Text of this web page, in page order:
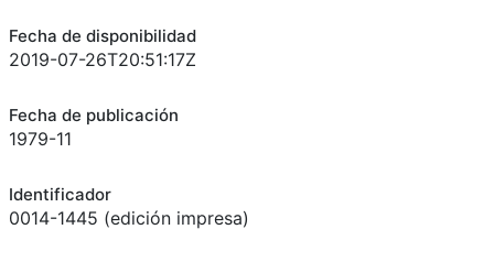
Fecha de disponibilidad
2019-07-26T20:51:17Z
Fecha de publicación
1979-11
Identificador
0014-1445 (edición impresa)